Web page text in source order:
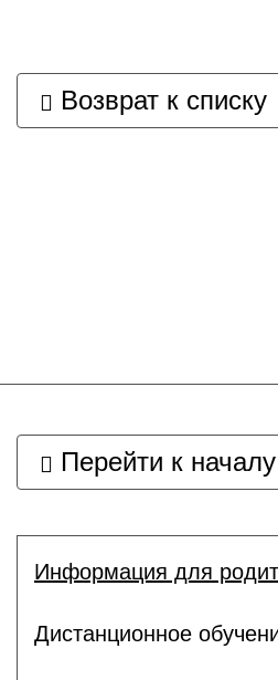
Возврат к списку
Перейти к
Информация для
Дистанционное